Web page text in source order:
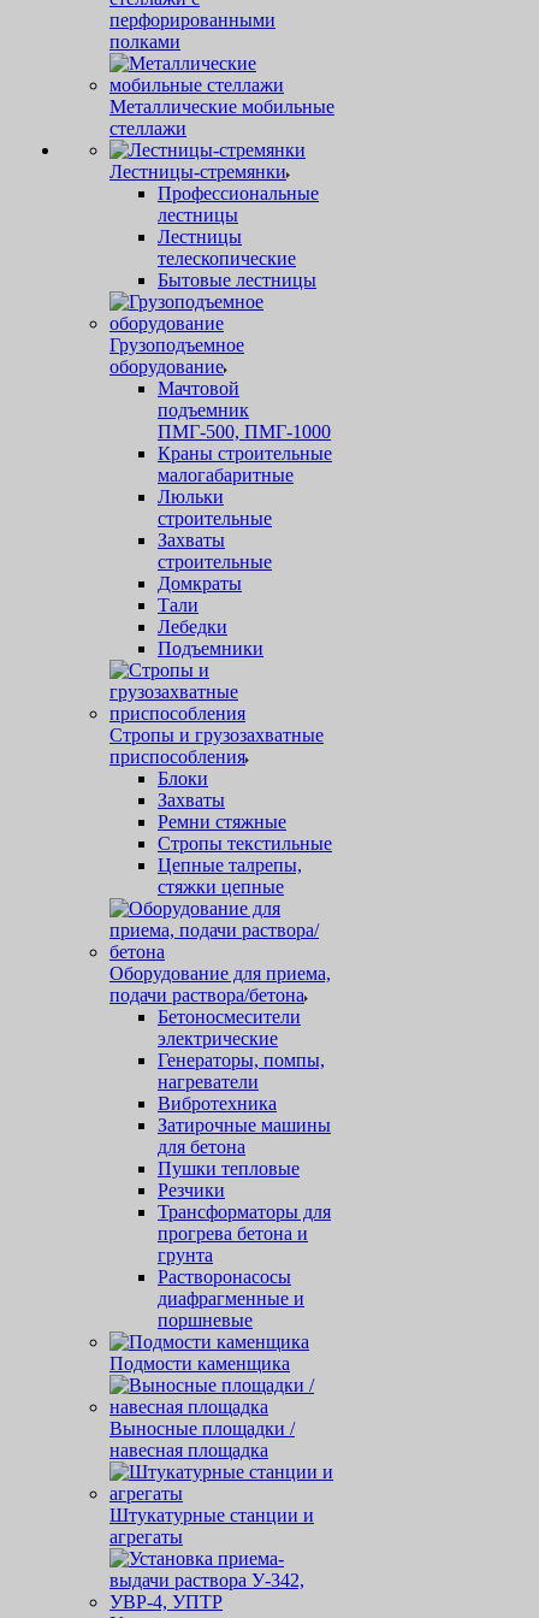
перфорированными
полками
Металлические мобильные
стеллажи
Лестницы-стремянки
Профессиональные
лестницы
Лестницы
телескопические
Бытовые лестницы
Грузоподъемное
оборудование
Мачтовой
подъемник
ПМГ-500, ПМГ-1000
Краны строительные
малогабаритные
Люльки
строительные
Захваты
строительные
Домкраты
Тали
Лебедки
Подъемники
Стропы и грузозахватные
приспособления
Блоки
Захваты
Ремни стяжные
Стропы текстильные
Цепные талрепы,
стяжки цепные
Оборудование для приема,
подачи раствора/бетона
Бетоносмесители
электрические
Генераторы, помпы,
нагреватели
Вибротехника
Затирочные машины
для бетона
Пушки тепловые
Резчики
Трансформаторы для
прогрева бетона и
грунта
Растворонасосы
диафрагменные и
поршневые
Подмости каменщика
Выносные площадки /
навесная площадка
Штукатурные станции и
агрегаты